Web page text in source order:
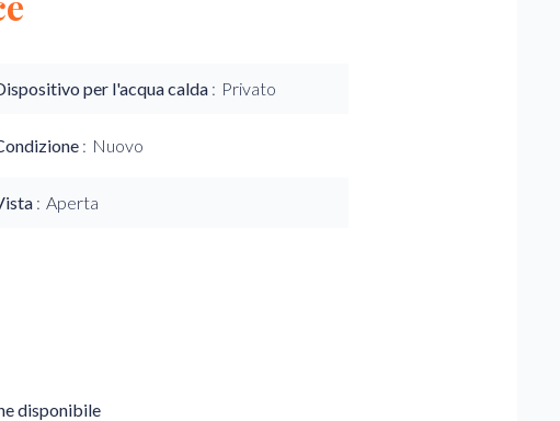
per l'acqua calda Privato
Nuovo
Aperta
disponibile